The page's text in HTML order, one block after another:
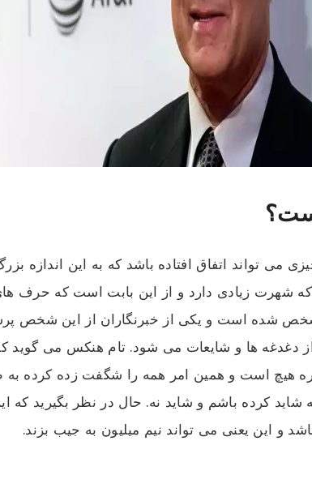
می تواند اتفاق افتاده باشد که به این اندازه
شهرت زیادی دارد و از این بابت است که حرف
شخص شده است و یکی از خبرنگاران از این شخص
دغدغه ها و شایعات می شود. تام هنکس می
هیچ است و همین امر همه را شگفت زده کرده